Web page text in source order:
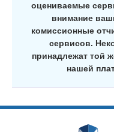
оцениваемые
внимание
комиссионные
сервисов.
принадлежат той
нашей